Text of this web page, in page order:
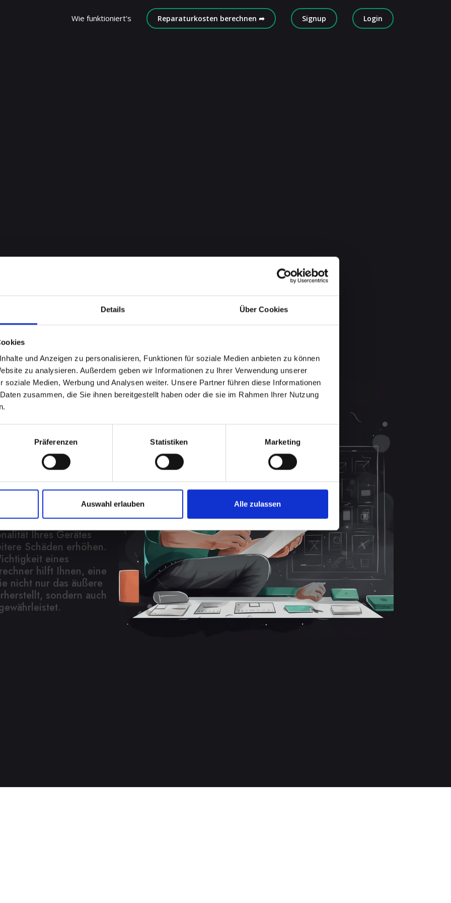
Details Über Cookies
und Anzeigen zu personalisieren, Funktionen für soziale Medien anbieten zu können
zu analysieren. Außerdem geben wir Informationen zu Ihrer Verwendung unserer
soziale Medien, Werbung und Analysen weiter. Unsere Partner führen diese Informationen
zusammen, die Sie ihnen bereitgestellt haben oder die sie im Rahmen Ihrer Nutzung
Präferenzen Statistiken Marketing
Auswahl erlauben Alle zulassen
Wie funktioniert's Reparaturkosten berechnen ➦ Signup Login
12-
lassen
12-MINI kann
sein. Es schützt
und Staub. Eine
Ihres Gerätes
Schäden erhöhen.
eines
hilft Ihnen, eine
nicht nur das äußere
sondern auch